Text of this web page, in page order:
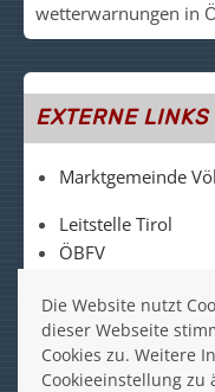
wetter­warn­un­gen in
EXTERNE LINKS
Marktgemeinde
Leitstelle Tirol
ÖBFV
FF Völs auf
FF Völs auf
Die Website nutzt
dieser Webseite
Cookies zu. Weitere
Cookieeinstellung